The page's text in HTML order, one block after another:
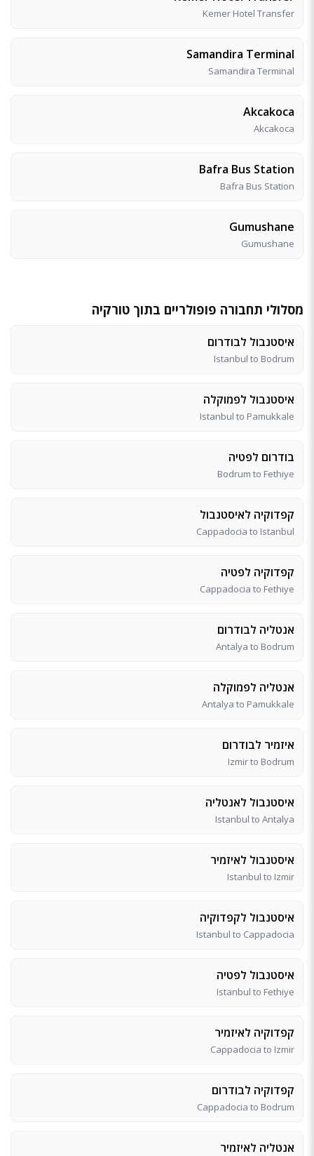
Kemer Hotel Transfer
Samandira Terminal
Samandira Terminal
Akcakoca
Akcakoca
Bafra Bus Station
Bafra Bus Station
Gumushane
Gumushane
מסלולי תחבורה פופולריים בתוך טורקיה
איסטנבול לבודרום
Istanbul to Bodrum
איסטנבול לפמוקלה
Istanbul to Pamukkale
בודרום לפטיה
Bodrum to Fethiye
קפדוקיה לאיסטנבול
Cappadocia to Istanbul
קפדוקיה לפטיה
Cappadocia to Fethiye
אנטליה לבודרום
Antalya to Bodrum
אנטליה לפמוקלה
Antalya to Pamukkale
איזמיר לבודרום
Izmir to Bodrum
איסטנבול לאנטליה
Istanbul to Antalya
איסטנבול לאיזמיר
Istanbul to Izmir
איסטנבול לקפדוקיה
Istanbul to Cappadocia
איסטנבול לפטיה
Istanbul to Fethiye
קפדוקיה לאיזמיר
Cappadocia to Izmir
קפדוקיה לבודרום
Cappadocia to Bodrum
אנטליה לאיזמיר